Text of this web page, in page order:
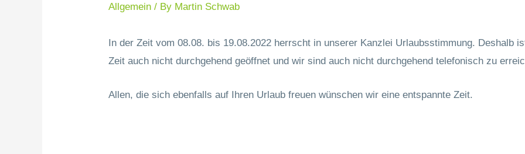
Allgemein / By Martin Schwab
In der Zeit vom 08.08. bis 19.08.2022 herrscht in unserer Kanzlei Urlaubsstimmung. Deshalb
Zeit auch nicht durchgehend geöffnet und wir sind auch nicht durchgehend telefonisch zu
Allen, die sich ebenfalls auf Ihren Urlaub freuen wünschen wir eine entspannte Zeit.